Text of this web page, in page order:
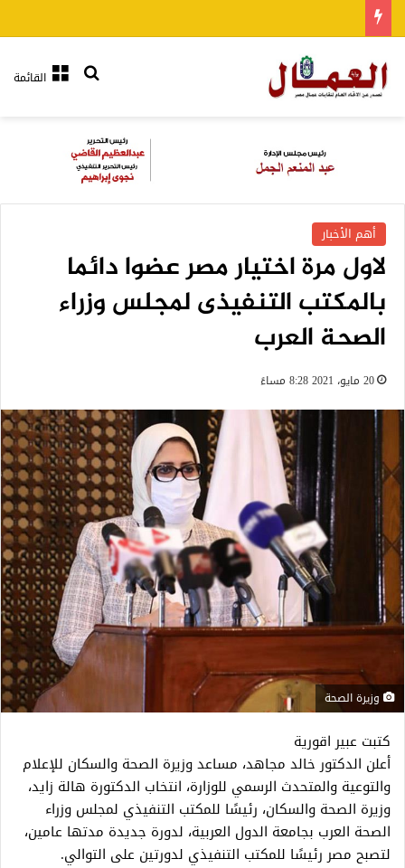
القائمةبحث عن
أهم الأخبار
لاول مرة اختيار مصر عضوا دائما
بالمكتب التنفيذى لمجلس وزراء
الصحة العرب
20 مايو، 2021 8:28 مساءً
وزيرة الصحة
كتبت عبير اقورية
أعلن الدكتور خالد مجاهد، مساعد وزيرة الصحة والسكان للإعلام
والتوعية والمتحدث الرسمي للوزارة، انتخاب الدكتورة هالة زايد،
وزيرة الصحة والسكان، رئيسًا للمكتب التنفيذي لمجلس وزراء
الصحة العرب بجامعة الدول العربية، لدورة جديدة مدتها عامين،
لتصبح مصر رئيسًا للمكتب التنفيذي لدورتين على التوالي.